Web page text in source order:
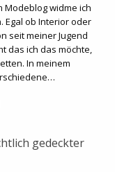
widme ich
Egal ob Interior oder
seit meiner Jugend
das ich das möchte,
In meinem